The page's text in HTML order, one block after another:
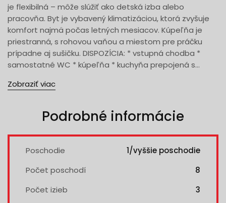
je flexibilná – môže slúžiť ako detská izba alebo
pracovňa. Byt je vybavený klimatizáciou, ktorá zvyšuje
komfort najmä počas letných mesiacov. Kúpeľňa je
priestranná, s rohovou vaňou a miestom pre práčku
prípadne aj sušičku. DISPOZÍCIA: * vstupná chodba *
samostatné WC * kúpeľňa * kuchyňa prepojená s...
Zobraziť viac
Podrobné informácie
Poschodie
1/vyššie poschodie
Počet poschodí
8
Počet izieb
3